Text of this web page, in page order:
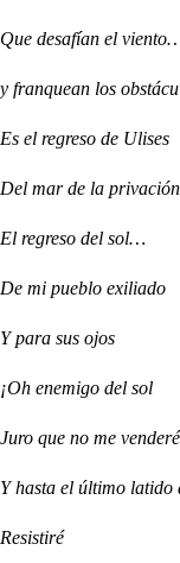
Que desafían el
y franquean los
Es el regreso de Ulises
Del mar de la privación
El regreso del sol…
De mi pueblo exiliado
Y para sus ojos
¡Oh enemigo del sol
Juro que no me venderé
Y hasta el último latido
Resistiré